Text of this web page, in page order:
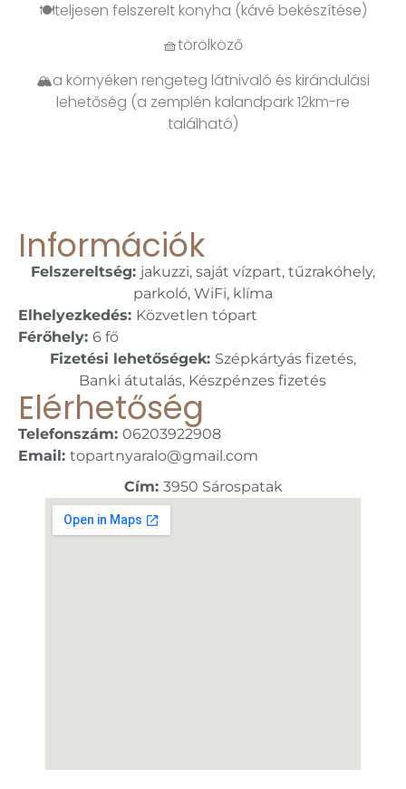
🍽teljesen felszerelt konyha (kávé bekészítése)
🧺törölköző
🏔a környéken rengeteg látnivaló és kirándulási
lehetőség (a zemplén kalandpark 12km-re
található)
Információk
Felszereltség: jakuzzi, saját vízpart, tűzrakóhely,
parkoló, WiFi, klíma
Elhelyezkedés: Közvetlen tópart
Férőhely: 6 fő
Fizetési lehetőségek: Szépkártyás fizetés,
Banki átutalás, Készpénzes fizetés
Elérhetőség
Telefonszám: 06203922908
Email: topartnyaralo@gmail.com
Cím: 3950 Sárospatak